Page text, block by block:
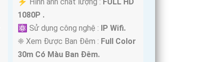
1080P .
⚛️ Sử dụng công nghệ : IP Wifi.
❈ Xem Được Ban Đêm : Full Color
30m Có Màu Ban Ðêm.